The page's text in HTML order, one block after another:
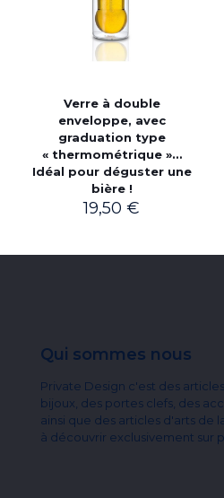
Verre à double
enveloppe, avec
graduation type
« thermométrique »…
Idéal pour déguster une
bière !
19,50€
Qui sommes nous
Private Design c'est des
bijoux, des portes clefs, des
ainsi que des articles d'arts de
à découvrir exclusivement sur